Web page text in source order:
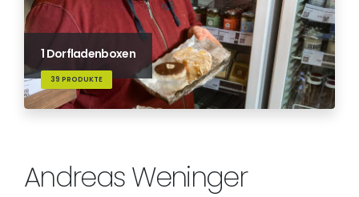
1 Dorfladenboxen
39 PRODUKTE
Andreas Weninger